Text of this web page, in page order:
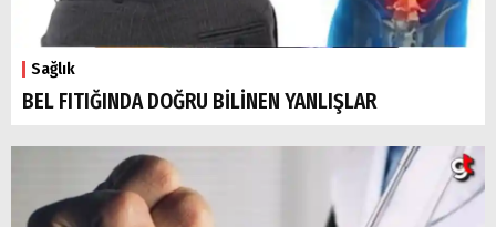
Sağlık
BEL FITIĞINDA DOĞRU BİLİNEN YANLIŞLAR